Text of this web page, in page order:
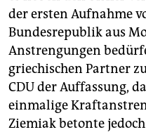
der ersten Aufnahme
Bundesrepublik aus
Anstrengungen
griechischen Partner
CDU der Auffassung,
einmalige
Ziemiak betonte